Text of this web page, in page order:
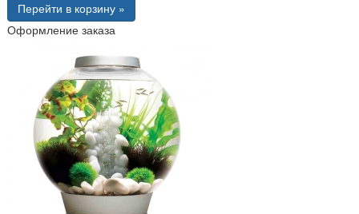
Перейти в корзину »
Оформление заказа